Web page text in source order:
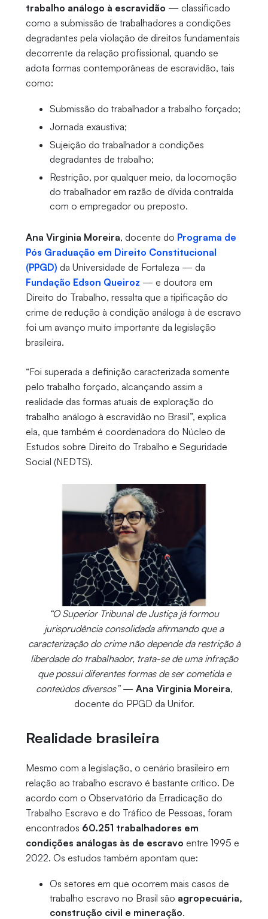
trabalho análogo à escravidão — classificado
como a submissão de trabalhadores a condições
degradantes pela violação de direitos fundamentais
decorrente da relação profissional, quando se
adota formas contemporâneas de escravidão, tais
como:
Submissão do trabalhador a trabalho forçado;
Jornada exaustiva;
Sujeição do trabalhador a condições
degradantes de trabalho;
Restrição, por qualquer meio, da locomoção
do trabalhador em razão de dívida contraída
com o empregador ou preposto.
Ana Virginia Moreira, docente do Programa de
Pós Graduação em Direito Constitucional
(PPGD) da Universidade de Fortaleza — da
Fundação Edson Queiroz — e doutora em
Direito do Trabalho, ressalta que a tipificação do
crime de redução à condição análoga à de escravo
foi um avanço muito importante da legislação
brasileira.
“Foi superada a definição caracterizada somente
pelo trabalho forçado, alcançando assim a
realidade das formas atuais de exploração do
trabalho análogo à escravidão no Brasil”, explica
ela, que também é coordenadora do Núcleo de
Estudos sobre Direito do Trabalho e Seguridade
Social (NEDTS).
“O Superior Tribunal de Justiça já formou
jurisprudência consolidada afirmando que a
caracterização do crime não depende da restrição à
liberdade do trabalhador, trata-se de uma infração
que possui diferentes formas de ser cometida e
conteúdos diversos”— Ana Virginia Moreira,
docente do PPGD da Unifor.
Realidade brasileira
Mesmo com a legislação, o cenário brasileiro em
relação ao trabalho escravo é bastante crítico. De
acordo com o Observatório da Erradicação do
Trabalho Escravo e do Tráfico de Pessoas, foram
encontrados 60.251 trabalhadores em
condições análogas às de escravo entre 1995 e
2022. Os estudos também apontam que:
Os setores em que ocorrem mais casos de
trabalho escravo no Brasil são agropecuária,
construção civil e mineração.